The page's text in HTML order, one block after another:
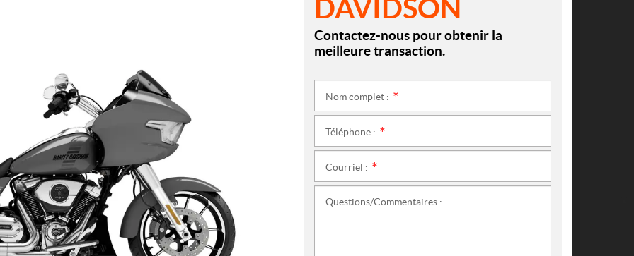
DAVIDSON
Contactez-nous pour obtenir la
meilleure transaction.
Nom complet :
Téléphone :
Courriel :
Questions/Commentaires :